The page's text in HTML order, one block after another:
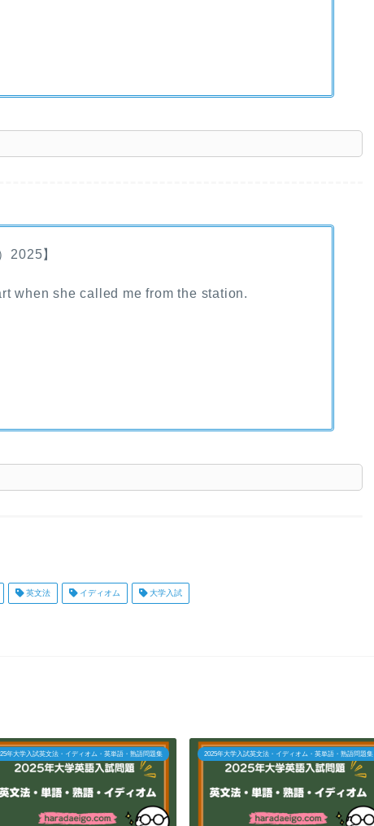
2025】
when she called me from the station.
英文法 イディオム 大学入試
年大学入試英文法・イディオム・英単語・熟語問題集 2025年大学入試英文法・イディオム・英単語・熟語問題集